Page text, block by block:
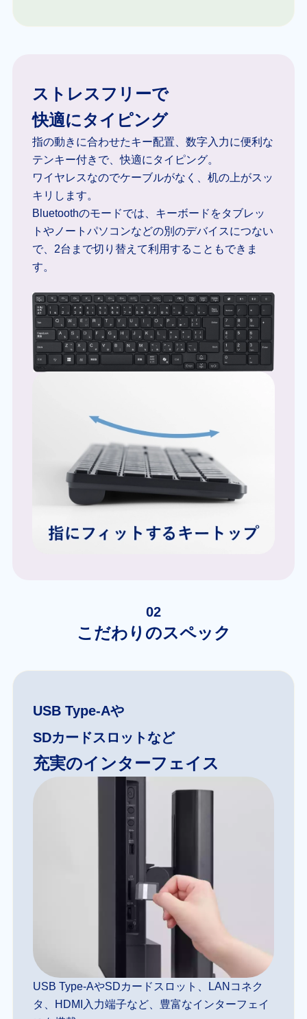
ストレスフリーで
快適にタイピング
指の動きに合わせたキー配置、数字入力に便利な
テンキー付きで、快適にタイピング。
ワイヤレスなのでケーブルがなく、机の上がスッ
キリします。
Bluetoothのモードでは、キーボードをタブレッ
トやノートパソコンなどの別のデバイスにつない
で、2台まで切り替えて利用することもできま
す。
02
こだわりのスペック
USB Type-Aや
SDカードスロットなど
充実のインターフェイス
USB Type-AやSDカードスロット、LANコネク
タ、HDMI入力端子など、豊富なインターフェイ